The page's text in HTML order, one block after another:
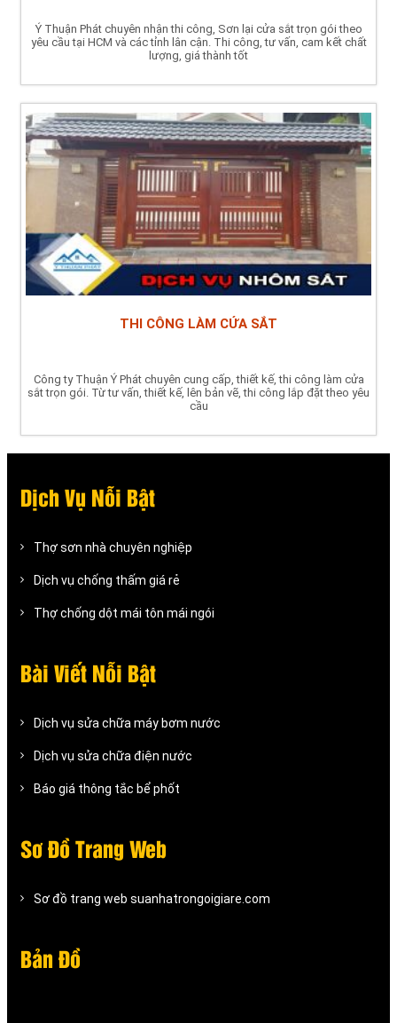
Ý Thuận Phát chuyên nhận thi công, Sơn lại cửa sắt trọn gói theo
yêu cầu tại HCM và các tỉnh lân cận. Thi công, tư vấn, cam kết chất
lượng, giá thành tốt
THI CÔNG LÀM CỬA SẮT
Công ty Thuận Ý Phát chuyên cung cấp, thiết kế, thi công làm cửa
sắt trọn gói. Từ tư vấn, thiết kế, lên bản vẽ, thi công lắp đặt theo yêu
cầu
Dịch Vụ Nỗi Bật
Thợ sơn nhà chuyên nghiệp
Dịch vụ chống thấm giá rẻ
Thợ chống dột mái tôn mái ngói
Bài Viết Nỗi Bật
Dịch vụ sửa chữa máy bơm nước
Dịch vụ sửa chữa điện nước
Báo giá thông tắc bể phốt
Sơ Đồ Trang Web
Sơ đồ trang web suanhatrongoigiare.com
Bản Đồ